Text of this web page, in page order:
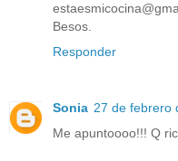
Besos.
Responder
Sonia 27 de febrero
Me apuntoooo!!! Q